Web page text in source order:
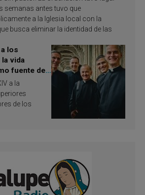
semanas antes tuvo que
a la Iglesia local con la
busca eliminar la identidad de las
los
vida
fuente de
a la
de los